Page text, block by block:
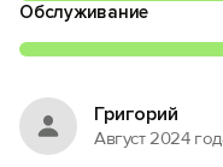
Обслуживание
Григорий
Август 2024